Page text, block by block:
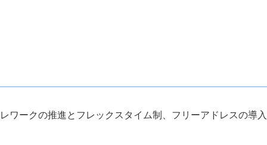
ワークの推進とフレックスタイム制、フリーアドレスの導